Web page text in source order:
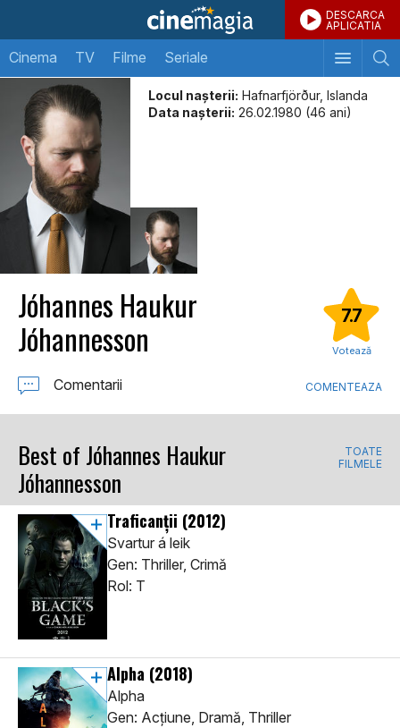
DESCARCA
APLICATIA
Cinema TV Filme Seriale
Locul naşterii: Hafnarfjörður, Islanda
Data naşterii: 26.02.1980 (46 ani)
Jóhannes Haukur
Jóhannesson
7.7
Votează
Comentarii COMENTEAZA
Best of Jóhannes Haukur
Jóhannesson
TOATE
FILMELE
Traficanții (2012)
Svartur á leik
Gen: Thriller, Crimă
Rol: T
Alpha (2018)
Alpha
Gen: Acţiune, Dramă, Thriller